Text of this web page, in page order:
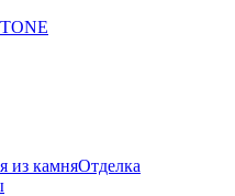
из камняОтделка